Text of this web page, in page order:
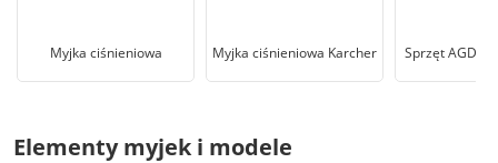
Myjka ciśnieniowa Myjka ciśnieniowa Karcher Sprzęt AGD
Elementy myjek i modele